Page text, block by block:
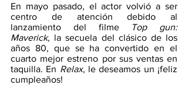
En mayo pasado, el actor volvió a ser
centro de atención debido al
lanzamiento del filme
Top gun:
Maverick, la secuela del clásico de los
años 80, que se ha convertido en el
cuarto mejor estreno por sus ventas en
taquilla. En Relax, le deseamos un ¡feliz
cumpleaños!